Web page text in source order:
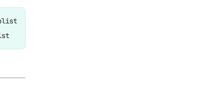
sudo launchctl load /Library/LaunchDaemons/com.zerotier.one.plist